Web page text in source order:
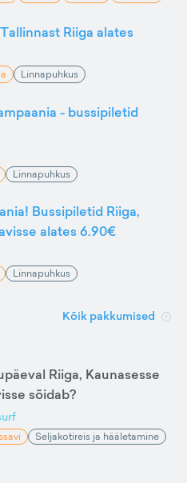
Riiga alates
Linnapuhkus
- bussipiletid
Linnapuhkus
Bussipiletid Riiga,
alates 6.90€
Linnapuhkus
Kõik pakkumised
Riiga, Kaunasesse
sõidab?
Seljakotireis ja hääletamine